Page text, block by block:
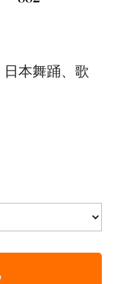
本舞踊、歌